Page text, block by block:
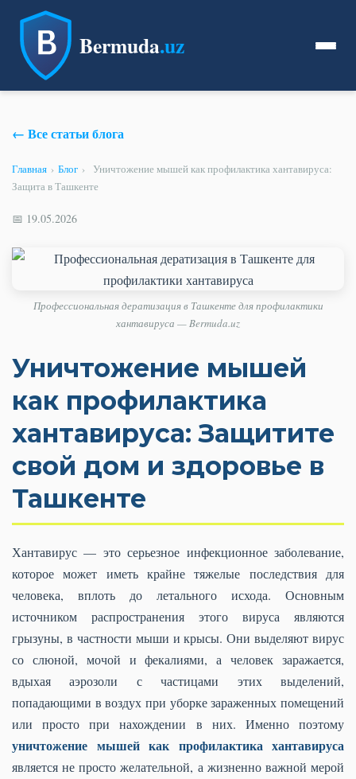
Bermuda.uz
← Все статьи блога
Главная › Блог ›
Уничтожение мышей как профилактика хантавируса:
Защита в Ташкенте
📅 19.05.2026
Профессиональная дератизация в Ташкенте для профилактики
хантавируса — Bermuda.uz
Уничтожение мышей
как профилактика
хантавируса: Защитите
свой дом и здоровье в
Ташкенте
Хантавирус — это серьезное инфекционное заболевание,
которое может иметь крайне тяжелые последствия для
человека, вплоть до летального исхода. Основным
источником распространения этого вируса являются
грызуны, в частности мыши и крысы. Они выделяют вирус
со слюной, мочой и фекалиями, а человек заражается,
вдыхая аэрозоли с частицами этих выделений,
попадающими в воздух при уборке зараженных помещений
или просто при нахождении в них. Именно поэтому
уничтожение мышей как профилактика хантавируса
является не просто желательной, а жизненно важной мерой